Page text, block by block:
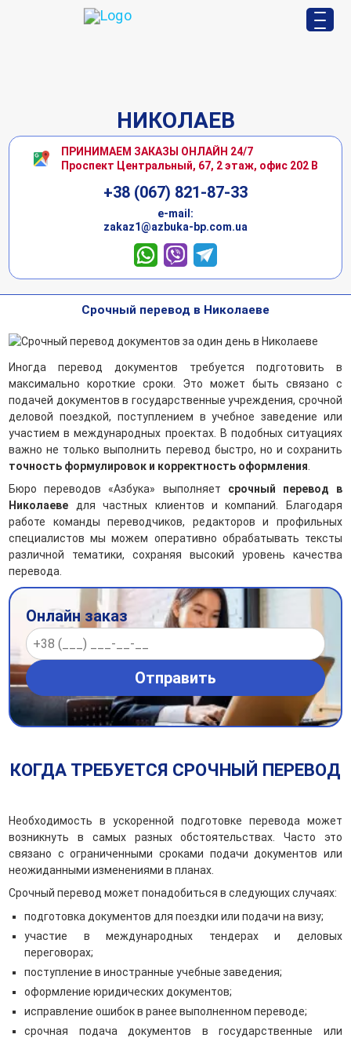
НИКОЛАЕВ
ПРИНИМАЕМ ЗАКАЗЫ ОНЛАЙН 24/7
Проспект Центральный, 67, 2 этаж, офис 202 В
+38 (067) 821-87-33
е-mail:
zakaz1@azbuka-bp.com.ua
Срочный перевод в Николаеве
Иногда перевод документов требуется подготовить в
максимально короткие сроки. Это может быть связано с
подачей документов в государственные учреждения, срочной
деловой поездкой, поступлением в учебное заведение или
участием в международных проектах. В подобных ситуациях
важно не только выполнить перевод быстро, но и сохранить
точность формулировок и корректность оформления
Бюро переводов «Азбука» выполняет срочный перевод в
Николаеве для частных клиентов и компаний. Благодаря
работе команды переводчиков, редакторов и профильных
специалистов мы можем оперативно обрабатывать тексты
различной тематики, сохраняя высокий уровень качества
перевода.
Онлайн заказ
КОГДА ТРЕБУЕТСЯ СРОЧНЫЙ ПЕРЕВОД
Необходимость в ускоренной подготовке перевода может
возникнуть в самых разных обстоятельствах. Часто это
связано с ограниченными сроками подачи документов или
неожиданными изменениями в планах.
Срочный перевод может понадобиться в следующих случаях:
подготовка документов для поездки или подачи на визу;
участие в международных тендерах и деловых
переговорах;
поступление в иностранные учебные заведения;
оформление юридических документов;
исправление ошибок в ранее выполненном переводе;
срочная подача документов в государственные или